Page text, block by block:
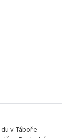
v Táboře —